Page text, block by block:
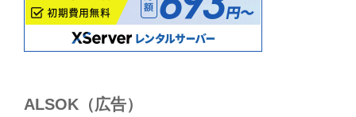
ALSОK（広告）